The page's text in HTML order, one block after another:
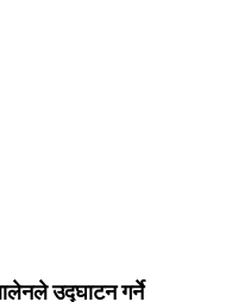
उद्‍घाटन गर्ने